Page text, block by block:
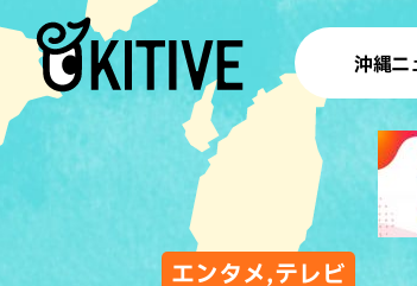
沖縄ニ
エンタメ,テレビ